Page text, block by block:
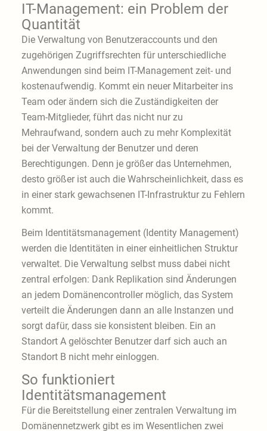
IT-Management: ein Problem der
Quantität
Die Verwaltung von Benutzeraccounts und den
zugehörigen Zugriffsrechten für unterschiedliche
Anwendungen sind beim IT-Management zeit- und
kostenaufwendig. Kommt ein neuer Mitarbeiter ins
Team oder ändern sich die Zuständigkeiten der
Team-Mitglieder, führt das nicht nur zu
Mehraufwand, sondern auch zu mehr Komplexität
bei der Verwaltung der Benutzer und deren
Berechtigungen. Denn je größer das Unternehmen,
desto größer ist auch die Wahrscheinlichkeit, dass es
in einer stark gewachsenen IT-Infrastruktur zu Fehlern
kommt.
Beim Identitätsmanagement (Identity Management)
werden die Identitäten in einer einheitlichen Struktur
verwaltet. Die Verwaltung selbst muss dabei nicht
zentral erfolgen: Dank Replikation sind Änderungen
an jedem Domänencontroller möglich, das System
verteilt die Änderungen dann an alle Instanzen und
sorgt dafür, dass sie konsistent bleiben. Ein an
Standort A gelöschter Benutzer darf sich auch an
Standort B nicht mehr einloggen.
So funktioniert
Identitätsmanagement
Für die Bereitstellung einer zentralen Verwaltung im
Domänennetzwerk gibt es im Wesentlichen zwei